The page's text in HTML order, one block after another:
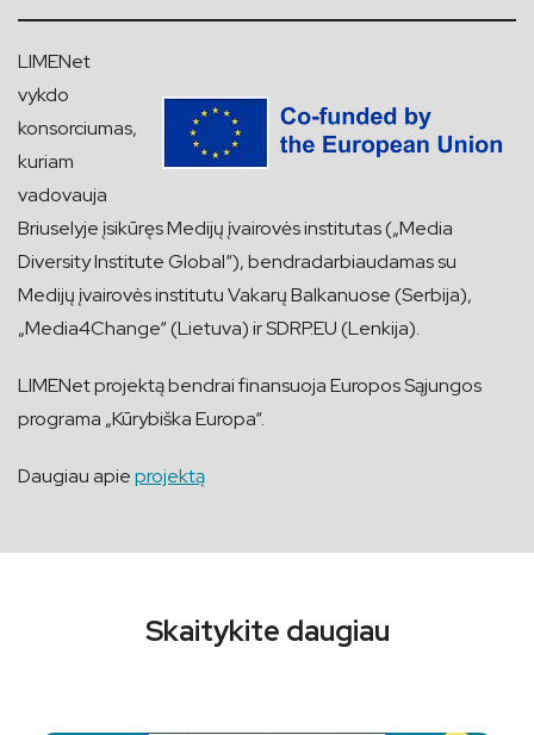
LIMENet
vykdo
konsorciumas,
kuriam
vadovauja
Briuselyje įsikūręs Medijų įvairovės institutas („Media
Diversity Institute Global“), bendradarbiaudamas su
Medijų įvairovės institutu Vakarų Balkanuose (Serbija),
„Media4Change“ (Lietuva) ir SDRP.EU (Lenkija).
LIMENet projektą bendrai finansuoja Europos Sąjungos
programa „Kūrybiška Europa“.
Daugiau apieprojektą
Skaitykite daugiau